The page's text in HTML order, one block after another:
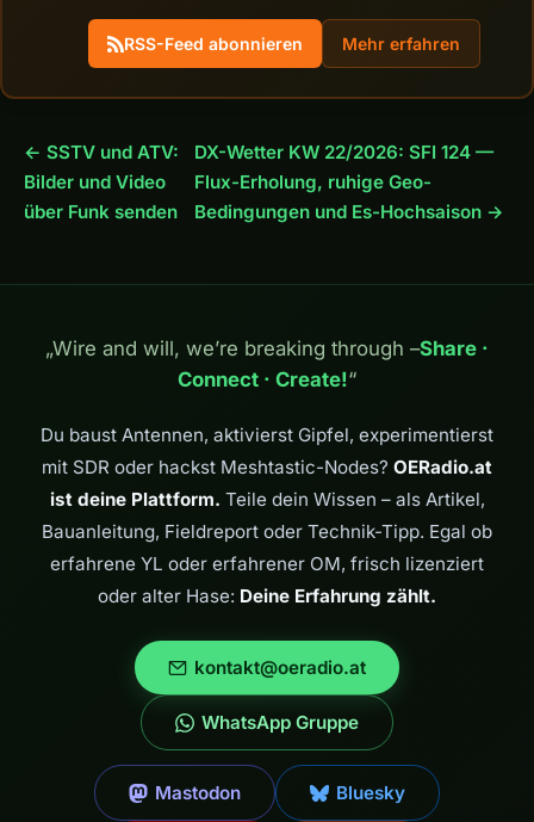
RSS-Feed abonnieren Mehr erfahren
← SSTV und ATV:
Bilder und Video
über Funk senden
DX-Wetter KW 22/2026: SFI 124 —
Flux-Erholung, ruhige Geo-
Bedingungen und Es-Hochsaison →
„Wire and will, we’re breaking through –Share ·
Connect · Create!“
Du baust Antennen, aktivierst Gipfel, experimentierst
mit SDR oder hackst Meshtastic-Nodes? OERadio.at
ist deine Plattform. Teile dein Wissen – als Artikel,
Bauanleitung, Fieldreport oder Technik-Tipp. Egal ob
erfahrene YL oder erfahrener OM, frisch lizenziert
oder alter Hase: Deine Erfahrung zählt.
kontakt@oeradio.at
WhatsApp Gruppe
Mastodon Bluesky